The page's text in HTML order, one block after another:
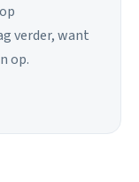
verder, want
op.